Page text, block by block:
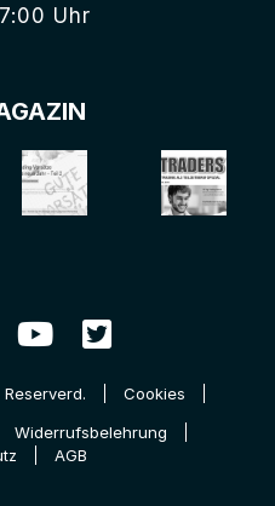
Uhr
Cookies
Widerrufsbelehrung
AGB